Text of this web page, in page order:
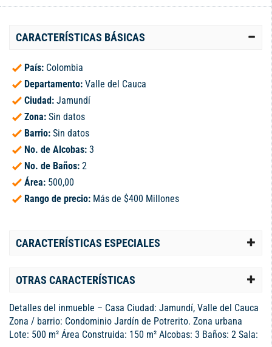
CARACTERÍSTICAS BÁSICAS
País: Colombia
Departamento: Valle del Cauca
Ciudad: Jamundí
Zona: Sin datos
Barrio: Sin datos
No. de Alcobas: 3
No. de Baños: 2
Área: 500,00
Rango de precio: Más de $400 Millones
CARACTERÍSTICAS ESPECIALES
OTRAS CARACTERÍSTICAS
Detalles del inmueble – Casa Ciudad: Jamundí, Valle del Cauca
Zona / barrio: Condominio Jardín de Potrerito. Zona urbana
Lote: 500 m² Área Construida: 150 m² Alcobas: 3 Baños: 2 Sala: